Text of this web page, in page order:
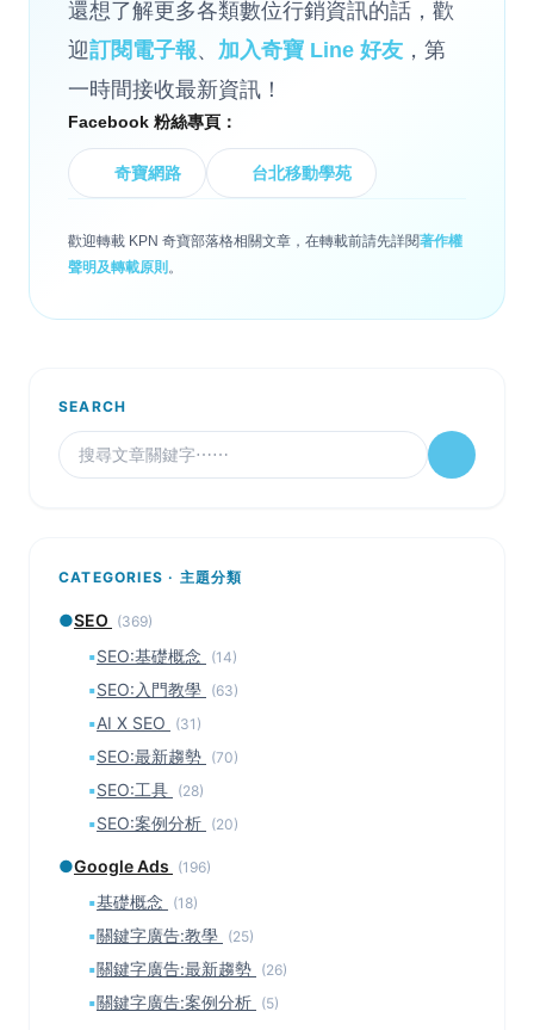
還想了解更多各類數位行銷資訊的話，歡
迎訂閱電子報、 加入奇寶 Line 好友 ，第
一時間接收最新資訊！
Facebook 粉絲專頁：
奇寶網路 台北移動學苑
歡迎轉載 KPN 奇寶部落格相關文章，在轉載前請先詳閱著作權
聲明及轉載原則 。
SEARCH
CATEGORIES · 主題分類
●SEO (369)
▪SEO:基礎概念 (14)
▪SEO:入門教學 (63)
▪AI X SEO (31)
▪SEO:最新趨勢 (70)
▪SEO:工具 (28)
▪SEO:案例分析 (20)
●Google Ads (196)
▪基礎概念 (18)
▪關鍵字廣告:教學 (25)
▪關鍵字廣告:最新趨勢 (26)
▪關鍵字廣告:案例分析 (5)